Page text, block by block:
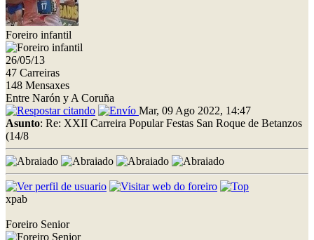
Foreiro infantil
26/05/13
47 Carreiras
148 Mensaxes
Entre Narón y A Coruña
Mar, 09 Ago 2022, 14:47
Asunto: Re: XXII Carreira Popular Festas San Roque de Betanzos
(14/8
xpab
Foreiro Senior